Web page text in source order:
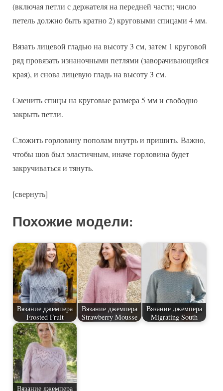
(включая петли с держателя на передней части; число
петель должно быть кратно 2) круговыми спицами 4 мм.
Вязать лицевой гладью на высоту 3 см, затем 1 круговой
ряд провязать изнаночными петлями (заворачивающийся
края), и снова лицевую гладь на высоту 3 см.
Сменить спицы на круговые размера 5 мм и свободно
закрыть петли.
Сложить горловину пополам внутрь и пришить. Важно,
чтобы шов был эластичным, иначе горловина будет
закручиваться и тянуть.
[свернуть]
Похожие модели:
Вязание джемпера
Frosted Fruit
Вязание джемпера
Strawberry Mousse
Вязание джемпера
Migrating South
Вязание джемпера